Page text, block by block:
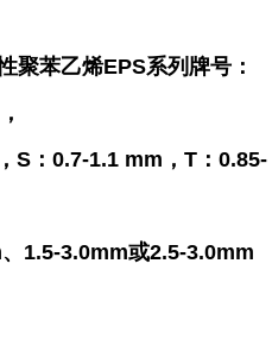
聚苯乙烯EPS系列牌号 ：
S ： 0.7-1.1 mm， T ： 0.85-
1.5-3.0mm或2.5-3.0mm